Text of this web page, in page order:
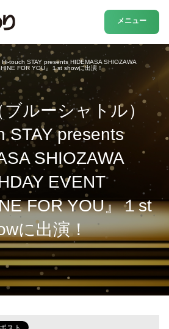
メニュー
ルーシャトル）
STAY presents
SHIOZAWA
EVENT
FOR YOU』１st
に出演！
touch STAY presents HIDEMASA SHIOZAWA
FOR YOU』１st showに出演！